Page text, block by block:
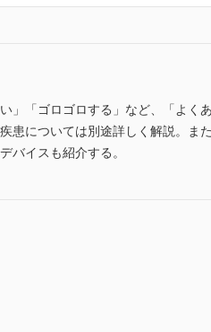
」「ゴロゴロする」など、「よく
患については別途詳しく解説。ま
バイスも紹介する。